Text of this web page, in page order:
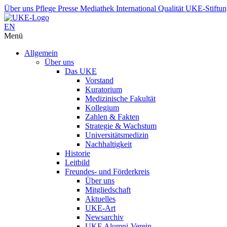
Über uns Pflege Presse Mediathek International Qualität UKE-
EN
Menü
Allgemein
Über uns
Das UKE
Vorstand
Kuratorium
Medizinische Fakultät
Kollegium
Zahlen & Fakten
Strategie & Wachstum
Universitätsmedizin
Nachhaltigkeit
Historie
Leitbild
Freundes- und Förderkreis
Über uns
Mitgliedschaft
Aktuelles
UKE-Art
Newsarchiv